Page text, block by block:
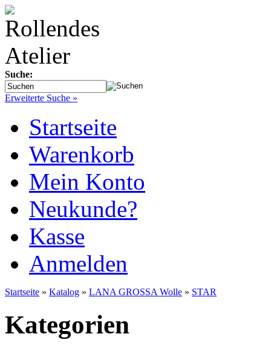
Suche:
Erweiterte Suche »
Startseite
Warenkorb
Mein Konto
Neukunde?
Kasse
Anmelden
Startseite » Katalog » LANA GROSSA Wolle » STAR
Kategorien